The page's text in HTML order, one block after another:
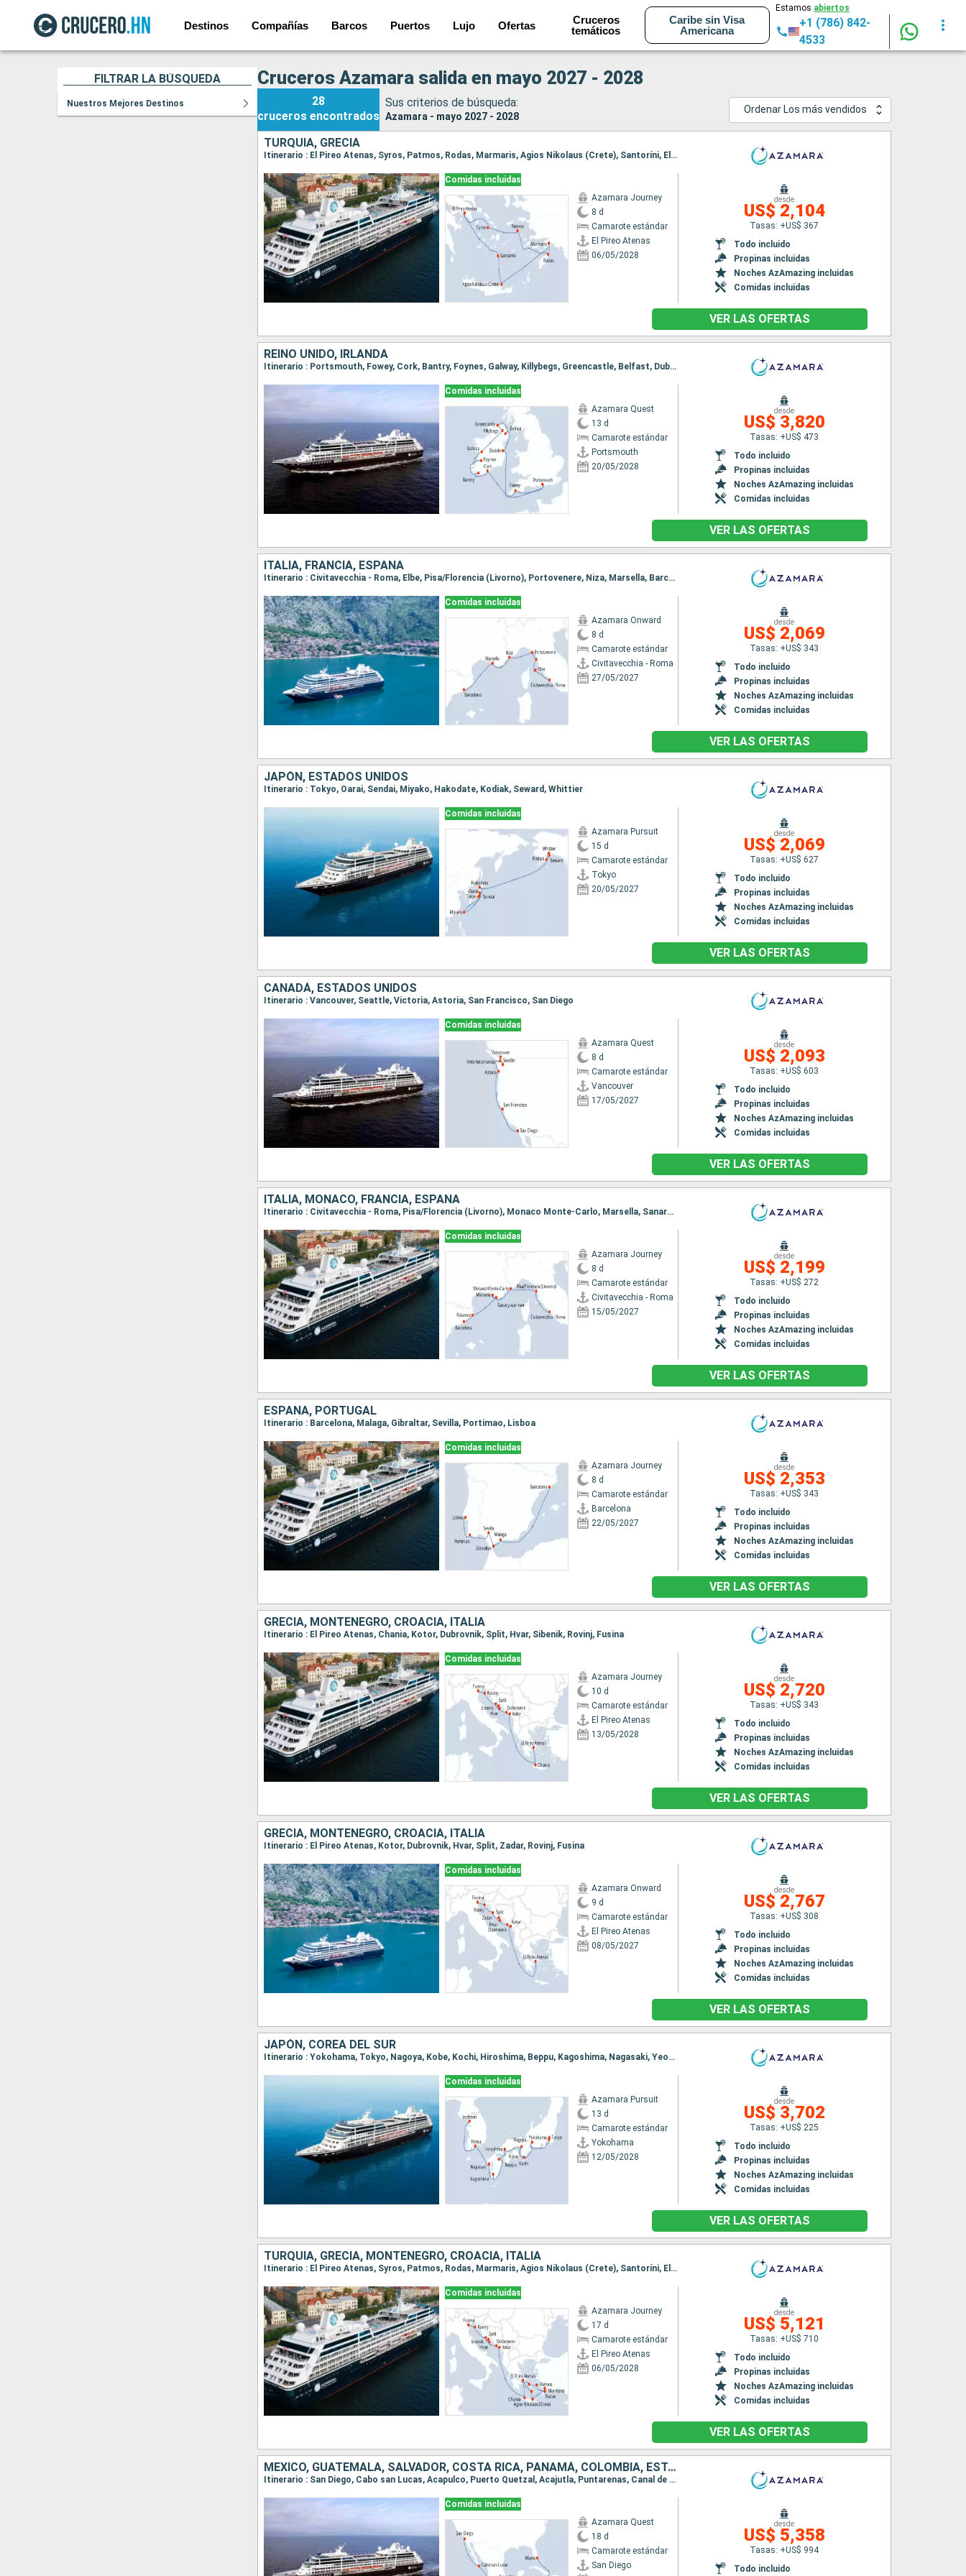
Destinos Compañías Barcos Puertos Lujo Ofertas
Cruceros
temáticos
Caribe sin Visa
Americana
Estamos abiertos
+1 (786) 842-
4533
FILTRAR LA BÚSQUEDA
Nuestros Mejores Destinos
Cruceros Azamara salida en mayo 2027 - 2028
28
cruceros encontrados
Sus criterios de búsqueda:
Azamara - mayo 2027 - 2028
Ordenar Los más vendidos
TURQUÍA, GRECIA
Itinerario : El Pireo Atenas, Syros, Patmos, Rodas, Marmaris, Agios Nikolaus (Crete), Santoríni, El Pireo Atenas
Comidas incluidas
Azamara Journey
8 d
Camarote estándar
El Pireo Atenas
06/05/2028
desde
US$ 2,104
Tasas: +US$ 367
Todo incluido
Propinas incluidas
Noches AzAmazing incluidas
Comidas incluidas
VER LAS OFERTAS
REINO UNIDO, IRLANDA
Itinerario : Portsmouth, Fowey, Cork, Bantry, Foynes, Galway, Killybegs, Greencastle, Belfast, Dublin, Portsmouth
Comidas incluidas
Azamara Quest
13 d
Camarote estándar
Portsmouth
20/05/2028
desde
US$ 3,820
Tasas: +US$ 473
Todo incluido
Propinas incluidas
Noches AzAmazing incluidas
Comidas incluidas
VER LAS OFERTAS
ITALIA, FRANCIA, ESPAÑA
Itinerario : Civitavecchia - Roma, Elbe, Pisa/Florencia (Livorno), Portovenere, Niza, Marsella, Barcelona
Comidas incluidas
Azamara Onward
8 d
Camarote estándar
Civitavecchia - Roma
27/05/2027
desde
US$ 2,069
Tasas: +US$ 343
Todo incluido
Propinas incluidas
Noches AzAmazing incluidas
Comidas incluidas
VER LAS OFERTAS
JAPÓN, ESTADOS UNIDOS
Itinerario : Tokyo, Oarai, Sendai, Miyako, Hakodate, Kodiak, Seward, Whittier
Comidas incluidas
Azamara Pursuit
15 d
Camarote estándar
Tokyo
20/05/2027
desde
US$ 2,069
Tasas: +US$ 627
Todo incluido
Propinas incluidas
Noches AzAmazing incluidas
Comidas incluidas
VER LAS OFERTAS
CANADÁ, ESTADOS UNIDOS
Itinerario : Vancouver, Seattle, Victoria, Astoria, San Francisco, San Diego
Comidas incluidas
Azamara Quest
8 d
Camarote estándar
Vancouver
17/05/2027
desde
US$ 2,093
Tasas: +US$ 603
Todo incluido
Propinas incluidas
Noches AzAmazing incluidas
Comidas incluidas
VER LAS OFERTAS
ITALIA, MONACO, FRANCIA, ESPAÑA
Itinerario : Civitavecchia - Roma, Pisa/Florencia (Livorno), Monaco Monte-Carlo, Marsella, Sanary-sur-mer, Palamos, Barcelona
Comidas incluidas
Azamara Journey
8 d
Camarote estándar
Civitavecchia - Roma
15/05/2027
desde
US$ 2,199
Tasas: +US$ 272
Todo incluido
Propinas incluidas
Noches AzAmazing incluidas
Comidas incluidas
VER LAS OFERTAS
ESPAÑA, PORTUGAL
Itinerario : Barcelona, Malaga, Gibraltar, Sevilla, Portimao, Lisboa
Comidas incluidas
Azamara Journey
8 d
Camarote estándar
Barcelona
22/05/2027
desde
US$ 2,353
Tasas: +US$ 343
Todo incluido
Propinas incluidas
Noches AzAmazing incluidas
Comidas incluidas
VER LAS OFERTAS
GRECIA, MONTENEGRO, CROACIA, ITALIA
Itinerario : El Pireo Atenas, Chania, Kotor, Dubrovnik, Split, Hvar, Sibenik, Rovinj, Fusina
Comidas incluidas
Azamara Journey
10 d
Camarote estándar
El Pireo Atenas
13/05/2028
desde
US$ 2,720
Tasas: +US$ 343
Todo incluido
Propinas incluidas
Noches AzAmazing incluidas
Comidas incluidas
VER LAS OFERTAS
GRECIA, MONTENEGRO, CROACIA, ITALIA
Itinerario : El Pireo Atenas, Kotor, Dubrovnik, Hvar, Split, Zadar, Rovinj, Fusina
Comidas incluidas
Azamara Onward
9 d
Camarote estándar
El Pireo Atenas
08/05/2027
desde
US$ 2,767
Tasas: +US$ 308
Todo incluido
Propinas incluidas
Noches AzAmazing incluidas
Comidas incluidas
VER LAS OFERTAS
JAPÓN, COREA DEL SUR
Itinerario : Yokohama, Tokyo, Nagoya, Kobe, Kochi, Hiroshima, Beppu, Kagoshima, Nagasaki, Yeosu, Incheon
Comidas incluidas
Azamara Pursuit
13 d
Camarote estándar
Yokohama
12/05/2028
desde
US$ 3,702
Tasas: +US$ 225
Todo incluido
Propinas incluidas
Noches AzAmazing incluidas
Comidas incluidas
VER LAS OFERTAS
TURQUÍA, GRECIA, MONTENEGRO, CROACIA, ITALIA
Itinerario : El Pireo Atenas, Syros, Patmos, Rodas, Marmaris, Agios Nikolaus (Crete), Santoríni, El Pireo Atenas, Chania, Kotor, Dubrovnik, Split, Hvar, Sibenik, Rovinj, Fusina
Comidas incluidas
Azamara Journey
17 d
Camarote estándar
El Pireo Atenas
06/05/2028
desde
US$ 5,121
Tasas: +US$ 710
Todo incluido
Propinas incluidas
Noches AzAmazing incluidas
Comidas incluidas
VER LAS OFERTAS
MÉXICO, GUATEMALA, SALVADOR, COSTA RICA, PANAMÁ, COLOMBIA, ESTADOS UNIDOS
Itinerario : San Diego, Cabo san Lucas, Acapulco, Puerto Quetzal, Acajutla, Puntarenas, Canal de Panama, Cartagena de Indias, Miami
Comidas incluidas
Azamara Quest
18 d
Camarote estándar
San Diego
desde
US$ 5,358
Tasas: +US$ 994
Todo incluido